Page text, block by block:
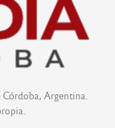
Argentina.